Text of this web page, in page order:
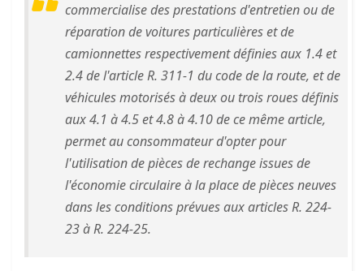
commercialise des prestations d'entretien ou de
réparation de voitures particulières et de
camionnettes respectivement définies aux 1.4 et
2.4 de l'article R. 311-1 du code de la route, et de
véhicules motorisés à deux ou trois roues définis
aux 4.1 à 4.5 et 4.8 à 4.10 de ce même article,
permet au consommateur d'opter pour
l'utilisation de pièces de rechange issues de
l'économie circulaire à la place de pièces neuves
dans les conditions prévues aux articles R. 224-
23 à R. 224-25.